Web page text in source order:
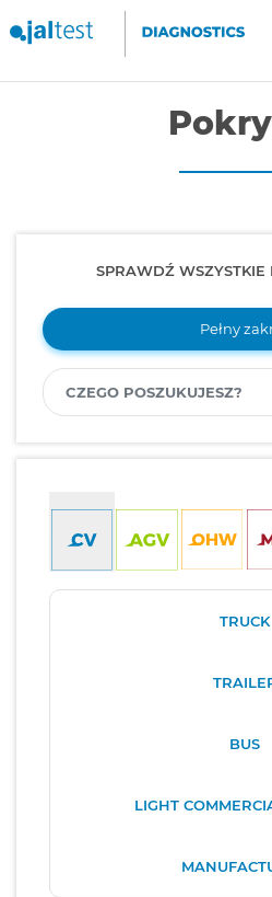
SPRAWDŹ WSZYSTKIE
Pełny
TRUCK
BUS
LIGHT